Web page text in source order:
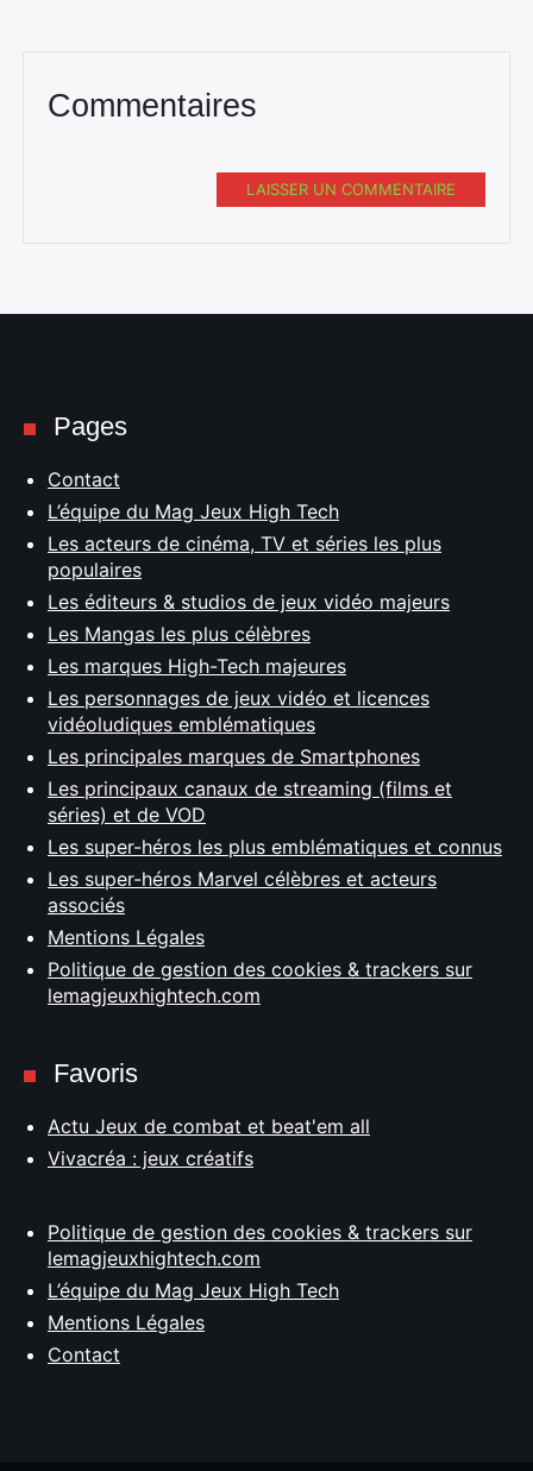
Commentaires
LAISSER UN COMMENTAIRE
Pages
Contact
L’équipe du Mag Jeux High Tech
Les acteurs de cinéma, TV et séries les plus
populaires
Les éditeurs & studios de jeux vidéo majeurs
Les Mangas les plus célèbres
Les marques High-Tech majeures
Les personnages de jeux vidéo et licences
vidéoludiques emblématiques
Les principales marques de Smartphones
Les principaux canaux de streaming (films et
séries) et de VOD
Les super-héros les plus emblématiques et connus
Les super-héros Marvel célèbres et acteurs
associés
Mentions Légales
Politique de gestion des cookies & trackers sur
lemagjeuxhightech.com
Favoris
Actu Jeux de combat et beat'em all
Vivacréa : jeux créatifs
Politique de gestion des cookies & trackers sur
lemagjeuxhightech.com
L’équipe du Mag Jeux High Tech
Mentions Légales
Contact